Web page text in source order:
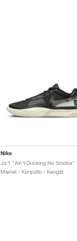
Nike
Ja 1 "Ain't Ducking No Smoke"
Miehet / Koripallo / Kengät